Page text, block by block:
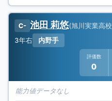
C- 池田 莉悠(旭川実業高校
3年右 内野手
評価数
0
能力値データなし